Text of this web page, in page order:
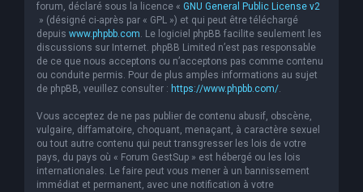
forum, déclaré sous la licence « GNU General Public License v2
» (désigné ci-après par « GPL ») et qui peut être téléchargé
depuis www.phpbb.com. Le logiciel phpBB facilite seulement les
discussions sur Internet. phpBB Limited n’est pas responsable
de ce que nous acceptons ou n’acceptons pas comme contenu
ou conduite permis. Pour de plus amples informations au sujet
de phpBB, veuillez consulter : https://www.phpbb.com/.
Vous acceptez de ne pas publier de contenu abusif, obscène,
vulgaire, diffamatoire, choquant, menaçant, à caractère sexuel
ou tout autre contenu qui peut transgresser les lois de votre
pays, du pays où « Forum GestSup » est hébergé ou les lois
internationales. Le faire peut vous mener à un bannissement
immédiat et permanent, avec une notification à votre